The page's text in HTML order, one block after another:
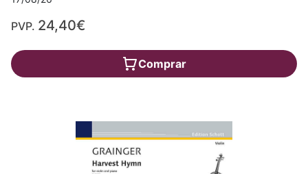
PVP. 24,40€
Comprar